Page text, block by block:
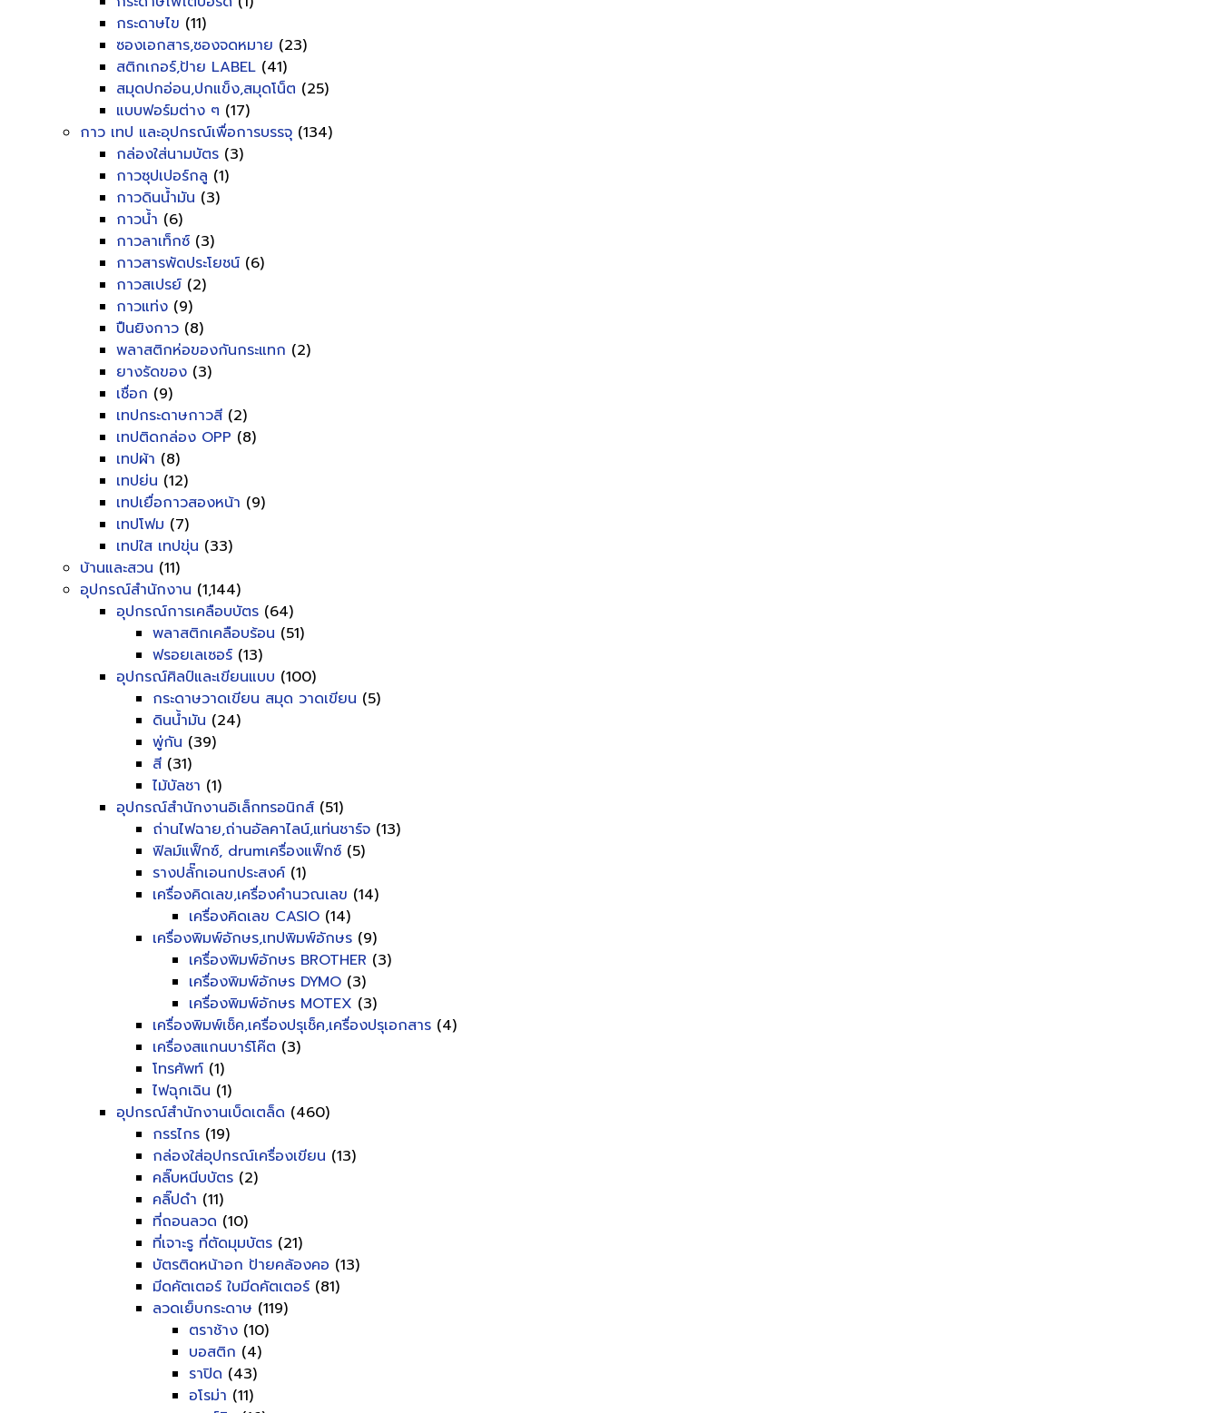
กระดาษไข (11)
ซองเอกสาร,ซองจดหมาย (23)
สติกเกอร์,ป้าย LABEL (41)
สมุดปกอ่อน,ปกแข็ง,สมุดโน็ต (25)
แบบฟอร์มต่าง ๆ (17)
กาว เทป และอุปกรณ์เพื่อการบรรจุ (134)
กล่องใส่นามบัตร (3)
กาวซุปเปอร์กลู (1)
กาวดินน้ำมัน (3)
กาวน้ำ (6)
กาวลาเท็กซ์ (3)
กาวสารพัดประโยชน์ (6)
กาวสเปรย์ (2)
กาวแท่ง (9)
ปืนยิงกาว (8)
พลาสติกห่อของกันกระแทก (2)
ยางรัดของ (3)
เชื่อก (9)
เทปกระดาษกาวสี (2)
เทปติดกล่อง OPP (8)
เทปผ้า (8)
เทปย่น (12)
เทปเยื่อกาวสองหน้า (9)
เทปโฟม (7)
เทปใส เทปขุ่น (33)
บ้านและสวน (11)
อุปกรณ์สำนักงาน (1,144)
อุปกรณ์การเคลือบบัตร (64)
พลาสติกเคลือบร้อน (51)
ฟรอยเลเซอร์ (13)
อุปกรณ์ศิลป์และเขียนแบบ (100)
กระดาษวาดเขียน สมุด วาดเขียน (5)
ดินน้ำมัน (24)
พู่กัน (39)
สี (31)
ไม้บัลชา (1)
อุปกรณ์สำนักงานอิเล็กทรอนิกส์ (51)
ถ่านไฟฉาย,ถ่านอัลคาไลน์,แท่นชาร์จ (13)
ฟิลม์แฟ็กซ์, drumเครื่องแฟ็กซ์ (5)
รางปลั๊กเอนกประสงค์ (1)
เครื่องคิดเลข,เครื่องคำนวณเลข (14)
เครื่องคิดเลข CASIO (14)
เครื่องพิมพ์อักษร,เทปพิมพ์อักษร (9)
เครื่องพิมพ์อักษร BROTHER (3)
เครื่องพิมพ์อักษร DYMO (3)
เครื่องพิมพ์อักษร MOTEX (3)
เครื่องพิมพ์เช็ค,เครื่องปรุเช็ค,เครื่องปรุเอกสาร (4)
เครื่องสแกนบาร์โค๊ต (3)
โทรศัพท์ (1)
ไฟฉุกเฉิน (1)
อุปกรณ์สำนักงานเบ็ดเตล็ด (460)
กรรไกร (19)
กล่องใส่อุปกรณ์เครื่องเขียน (13)
คลิ๊บหนีบบัตร (2)
คลิ๊ปดำ (11)
ที่ถอนลวด (10)
ที่เจาะรู ที่ตัดมุมบัตร (21)
บัตรติดหน้าอก ป้ายคล้องคอ (13)
มีดคัตเตอร์ ใบมีดคัตเตอร์ (81)
ลวดเย็บกระดาษ (119)
ตราช้าง (10)
บอสติก (4)
ราปิด (43)
อโรม่า (11)